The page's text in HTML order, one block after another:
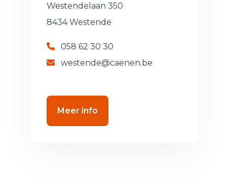
Westendelaan 350
8434 Westende
058 62 30 30
westende@caenen.be
Meer info